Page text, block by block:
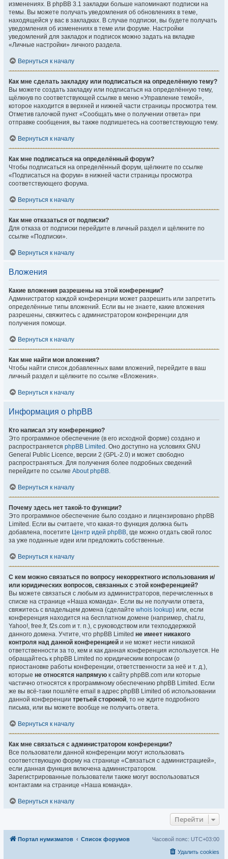
изменениях. В phpBB 3.1 закладки больше напоминают подписки на
темы. Вы можете получать уведомления об обновлениях в теме,
находящейся у вас в закладках. В случае подписки, вы будете получать
уведомления об изменениях в теме или форуме. Настройки
уведомлений для закладок и подписок можно задать на вкладке
«Личные настройки» личного раздела.
Вернуться к началу
Как мне сделать закладку или подписаться на определённую тему?
Вы можете создать закладку или подписаться на определённую тему,
щёлкнув по соответствующей ссылке в меню «Управление темой»,
которое находится в верхней и нижней части страницы просмотра тем.
Отметив галочкой пункт «Сообщать мне о получении ответа» при
отправке сообщения, вы также подпишетесь на соответствующую тему.
Вернуться к началу
Как мне подписаться на определённый форум?
Чтобы подписаться на определённый форум, щёлкните по ссылке
«Подписаться на форум» в нижней части страницы просмотра
соответствующего форума.
Вернуться к началу
Как мне отказаться от подписки?
Для отказа от подписки перейдите в личный раздел и щёлкните по
ссылке «Подписки».
Вернуться к началу
Вложения
Какие вложения разрешены на этой конференции?
Администратор каждой конференции может разрешить или запретить
определённые типы вложений. Если вы не знаете, какие вложения
разрешены, свяжитесь с администратором конференции для
получения помощи.
Вернуться к началу
Как мне найти мои вложения?
Чтобы найти список добавленных вами вложений, перейдите в ваш
личный раздел и щёлкните по ссылке «Вложения».
Вернуться к началу
Информация о phpBB
Кто написал эту конференцию?
Это программное обеспечение (в его исходной форме) создано и
распространяется phpBB Limited . Оно доступно на условиях GNU
General Public Licence, версии 2 (GPL-2.0) и может свободно
распространяться. Для получения более подробных сведений
перейдите по ссылке About phpBB.
Вернуться к началу
Почему здесь нет такой-то функции?
Это программное обеспечение было создано и лицензировано phpBB
Limited. Если вы считаете, что какая-то функция должна быть
добавлена, посетите Центр идей phpBB, где можно отдать свой голос
за уже поданные идеи или предложить собственные.
Вернуться к началу
С кем можно связаться по вопросу некорректного использования и/
или юридических вопросов, связанных с этой конференцией?
Вы можете связаться с любым из администраторов, перечисленных в
списке на странице «Наша команда». Если вы не получили ответа,
свяжитесь с владельцем домена (сделайте whois lookup) или, если
конференция находится на бесплатном домене (например, chat.ru,
Yahoo!, free.fr, f2s.com и т. п.), с руководством или техподдержкой
данного домена. Учтите, что phpBB Limited не имеет никакого
контроля над данной конференцией и не может нести никакой
ответственности за то, кем и как данная конференция используется. Не
обращайтесь к phpBB Limited по юридическим вопросам (о
приостановке работы конференции, ответственности за неё и т. д.),
которые не относятся напрямую к сайту phpBB.com или которые
частично относятся к программному обеспечению phpBB Limited. Если
же вы всё-таки пошлёте email в адрес phpBB Limited об использовании
данной конференции третьей стороной, то не ждите подробного
письма, или вы можете вообще не получить ответа.
Вернуться к началу
Как мне связаться с администратором конференции?
Все пользователи данной конференции могут использовать
соответствующую форму на странице «Связаться с администрацией»,
если данная функция включена администратором.
Зарегистрированные пользователи также могут воспользоваться
контактами на странице «Наша команда».
Вернуться к началу
Перейти
Портал нумизматов Список форумов Часовой пояс: UTC+03:00
Удалить cookies